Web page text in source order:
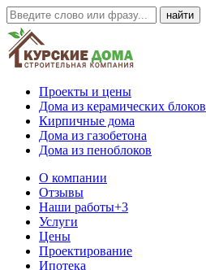
Проекты и цены
Дома из керамических блоков
Кирпичные дома
Дома из газобетона
Дома из пеноблоков
О компании
Отзывы
Наши работы+3
Услуги
Цены
Проектирование
Ипотека